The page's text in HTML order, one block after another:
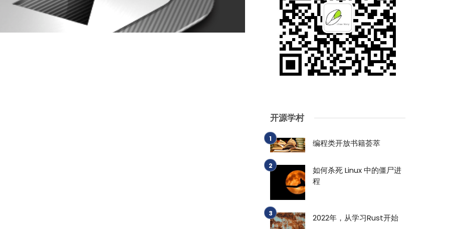
开源学村
编程类开放书籍荟萃
如何杀死 Linux 中的僵尸进
程
2022年，从学习Rust开始